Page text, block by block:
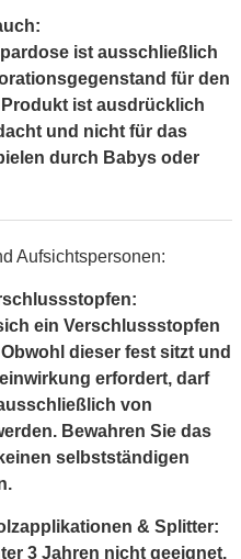
ist ausschließlich
für den
ist ausdrücklich
und nicht für das
durch Babys oder
Aufsichtspersonen:
ein Verschlussstopfen
dieser fest sitzt und
erfordert, darf
von
Bewahren Sie das
selbstständigen
& Splitter:
3 Jahren nicht geeignet.